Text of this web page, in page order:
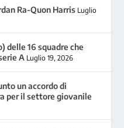
Ra-Quon Harris Luglio
delle 16 squadre che
A Luglio 19, 2026
un accordo di
per il settore giovanile